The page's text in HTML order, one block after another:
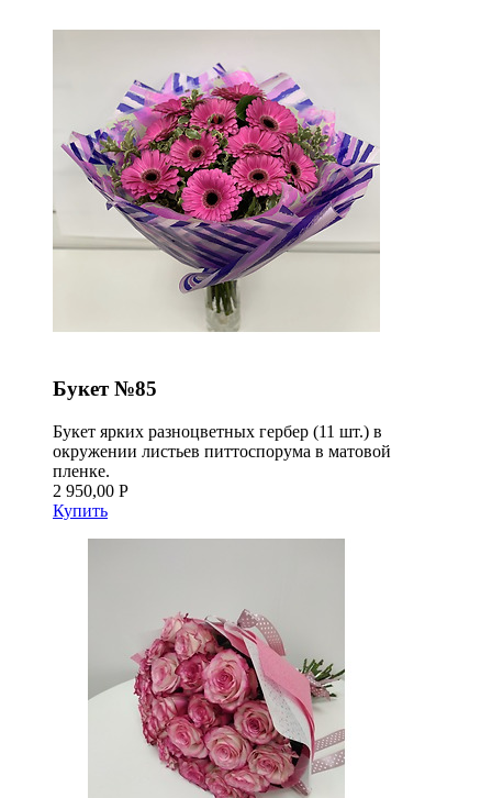
Букет №85
Букет ярких разноцветных гербер (11 шт.) в
окружении листьев питтоспорума в матовой
пленке.
2 950,00 Р
Купить